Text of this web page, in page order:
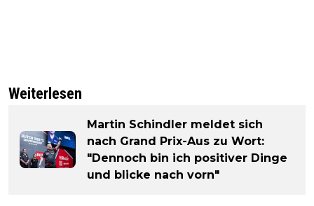
Weiterlesen
Martin Schindler meldet sich
nach Grand Prix-Aus zu Wort:
"Dennoch bin ich positiver Dinge
und blicke nach vorn"